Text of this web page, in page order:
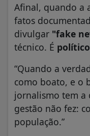
Afinal, quando a
fatos
divulgar "fake
técnico. É
“Quando a
como boato, e o
jornalismo tem a
gestão não fez:
população.”